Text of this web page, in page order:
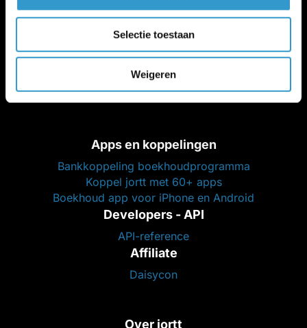
Selectie toestaan
Weigeren
Partners
Ik zoek een administratiekantoor
Partners (loonstrook, legal, btw, etc.)
Werken bij jortt
Vacatures HQ Almere
Apps en koppelingen
Bankkoppeling boekhoudprogramma
Koppel jortt met 60+ apps
Boekhoud app voor iPhone en Android
Developers - API
API-reference
Affiliate
Daisycon
Over jortt